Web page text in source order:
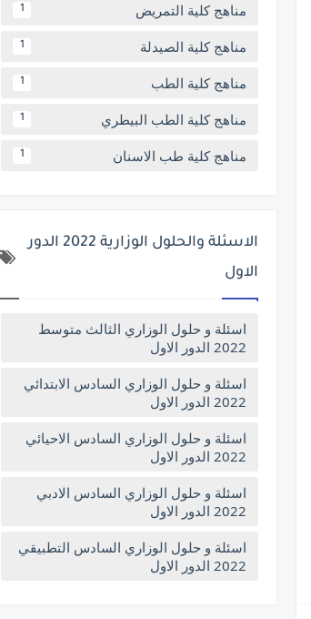
مناهج كلية التمريض 1
مناهج كلية الصيدلة 1
مناهج كلية الطب 1
مناهج كلية الطب البيطري 1
مناهج كلية طب الاسنان 1
الاسئلة والحلول الوزارية 2022 الدور
الاول
اسئلة و حلول الوزاري الثالث متوسط
2022 الدور الاول
اسئلة و حلول الوزاري السادس الابتدائي
2022 الدور الاول
اسئلة و حلول الوزاري السادس الاحيائي
2022 الدور الاول
اسئلة و حلول الوزاري السادس الادبي
2022 الدور الاول
اسئلة و حلول الوزاري السادس التطبيقي
2022 الدور الاول